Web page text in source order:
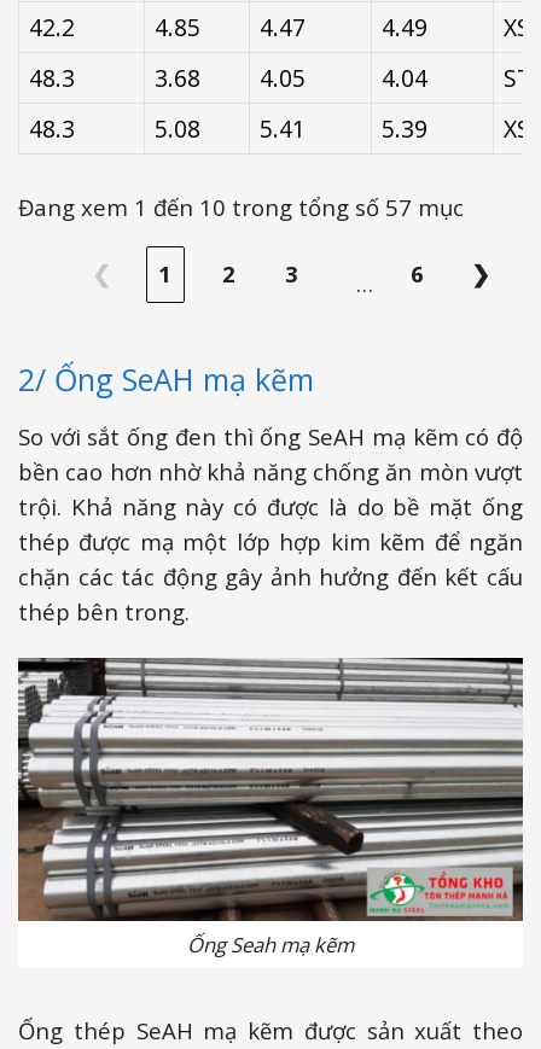
42.2 4.85 4.47 4.49
XS
48.3
3.68 4.05 4.04
48.3
5.08 5.41 5.39 XS
Đang xem 1 đến 10 trong tổng số 57 mục
❮ 1 2 3 … 6 ❯
2/ Ống SeAH mạ kẽm
So với sắt ống đen thì ống SeAH mạ kẽm có độ
bền cao hơn nhờ khả năng chống ăn mòn vượt
trội. Khả năng này có được là do bề mặt ống
thép được mạ một lớp hợp kim kẽm để ngăn
chặn các tác động gây ảnh hưởng đến kết cấu
thép bên trong.
Ống Seah mạ kẽm
Ống thép SeAH mạ kẽm được sản xuất theo